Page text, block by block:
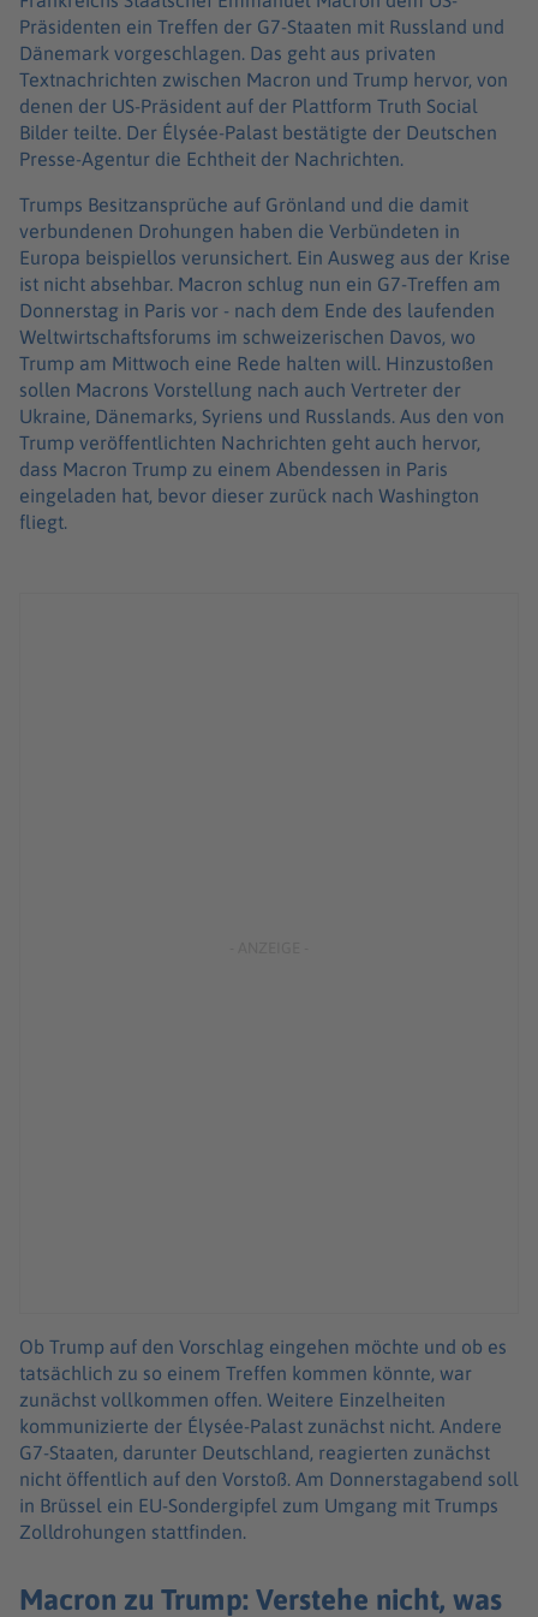
Präsidenten ein Treffen der G7-Staaten mit Russland und
Dänemark vorgeschlagen. Das geht aus privaten
Textnachrichten zwischen Macron und Trump hervor, von
denen der US-Präsident auf der Plattform Truth Social
Bilder teilte. Der Élysée-Palast bestätigte der Deutschen
Presse-Agentur die Echtheit der Nachrichten.
Trumps Besitzansprüche auf Grönland und die damit
verbundenen Drohungen haben die Verbündeten in
Europa beispiellos verunsichert. Ein Ausweg aus der Krise
ist nicht absehbar. Macron schlug nun ein G7-Treffen am
Donnerstag in Paris vor - nach dem Ende des laufenden
Weltwirtschaftsforums im schweizerischen Davos, wo
Trump am Mittwoch eine Rede halten will. Hinzustoßen
sollen Macrons Vorstellung nach auch Vertreter der
Ukraine, Dänemarks, Syriens und Russlands. Aus den von
Trump veröffentlichten Nachrichten geht auch hervor,
dass Macron Trump zu einem Abendessen in Paris
eingeladen hat, bevor dieser zurück nach Washington
fliegt.
Ob Trump auf den Vorschlag eingehen möchte und ob es
tatsächlich zu so einem Treffen kommen könnte, war
zunächst vollkommen offen. Weitere Einzelheiten
kommunizierte der Élysée-Palast zunächst nicht. Andere
G7-Staaten, darunter Deutschland, reagierten zunächst
nicht öffentlich auf den Vorstoß. Am Donnerstagabend soll
in Brüssel ein EU-Sondergipfel zum Umgang mit Trumps
Zolldrohungen stattfinden.
Macron zu Trump: Verstehe nicht, was